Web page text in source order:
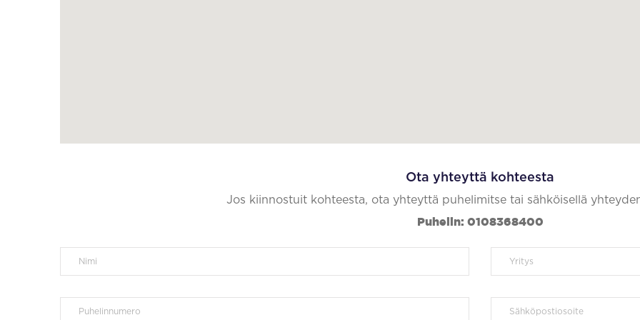
Ota yhteyttä kohteesta
Jos kiinnostuit kohteesta, ota yhteyttä puhelimitse tai sähköisellä
Puhelin: 0108368400